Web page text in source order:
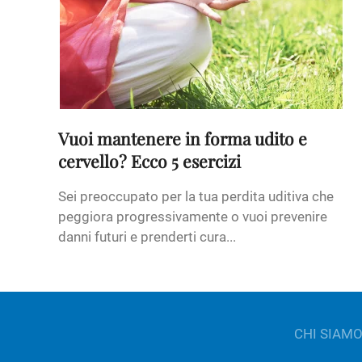
Vuoi mantenere in forma udito e
cervello? Ecco 5 esercizi
Sei preoccupato per la tua perdita uditiva che
peggiora progressivamente o vuoi prevenire
danni futuri e prenderti cura...
CHI SIAMO